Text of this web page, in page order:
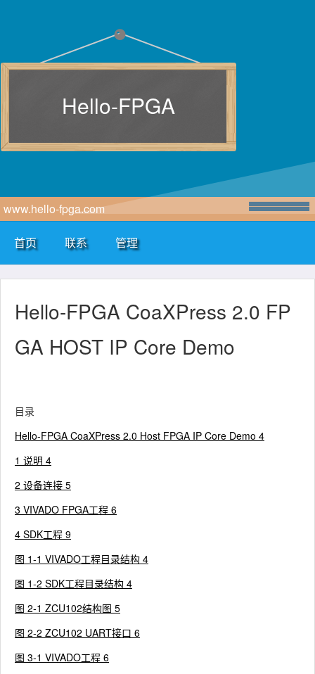
Hello-FPGA
www.hello-fpga.com
首页 联系 管理
Hello-FPGA CoaXPress 2.0 FP
GA HOST IP Core Demo
目录
Hello-FPGA CoaXPress 2.0 Host FPGA IP Core Demo 4
1 说明 4
2 设备连接 5
3 VIVADO FPGA工程 6
4 SDK工程 9
图 1‑1 VIVADO工程目录结构 4
图 1‑2 SDK工程目录结构 4
图 2‑1 ZCU102结构图 5
图 2‑2 ZCU102 UART接口 6
图 3‑1 VIVADO工程 6